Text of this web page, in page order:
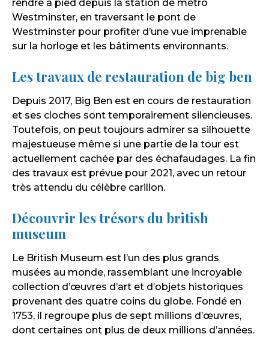
rendre à pied depuis la station de métro
Westminster, en traversant le pont de
Westminster pour profiter d’une vue imprenable
sur la horloge et les bâtiments environnants.
Les travaux de restauration de big ben
Depuis 2017, Big Ben est en cours de restauration
et ses cloches sont temporairement silencieuses.
Toutefois, on peut toujours admirer sa silhouette
majestueuse même si une partie de la tour est
actuellement cachée par des échafaudages. La fin
des travaux est prévue pour 2021, avec un retour
très attendu du célèbre carillon.
Découvrir les trésors du british
museum
Le British Museum est l’un des plus grands
musées au monde, rassemblant une incroyable
collection d’œuvres d’art et d’objets historiques
provenant des quatre coins du globe. Fondé en
1753, il regroupe plus de sept millions d’œuvres,
dont certaines ont plus de deux millions d’années.